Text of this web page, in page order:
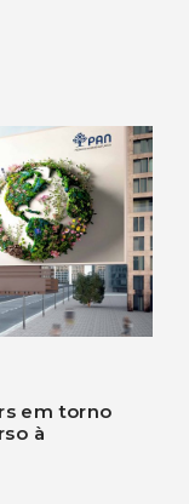
em torno
à